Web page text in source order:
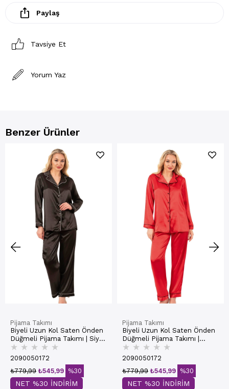
Paylaş
Tavsiye Et
Yorum Yaz
Benzer Ürünler
Pijama Takımı
Biyeli Uzun Kol Saten Önden
Düğmeli Pijama Takımı | Siyah
7647
★ ★ ★ ★ ★
2090050172
₺545,99
₺779,99 %30
NET %30 İNDİRİM
Pijama Takımı
Biyeli Uzun Kol Saten Önden
Düğmeli Pijama Takımı |
Kırmızı 7647
★ ★ ★ ★ ★
2090050172
₺545,99
₺779,99 %30
NET %30 İNDİRİM